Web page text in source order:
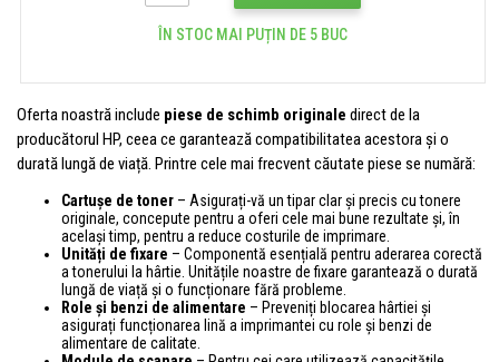
ÎN STOC MAI PUȚIN DE 5 BUC
Oferta noastră include piese de schimb originale direct de la
producătorul HP, ceea ce garantează compatibilitatea acestora și o
durată lungă de viață. Printre cele mai frecvent căutate piese se numără:
Cartușe de toner – Asigurați-vă un tipar clar și precis cu tonere
originale, concepute pentru a oferi cele mai bune rezultate și, în
același timp, pentru a reduce costurile de imprimare.
Unități de fixare – Componentă esențială pentru aderarea corectă
a tonerului la hârtie. Unitățile noastre de fixare garantează o durată
lungă de viață și o funcționare fără probleme.
Role și benzi de alimentare – Preveniți blocarea hârtiei și
asigurați funcționarea lină a imprimantei cu role și benzi de
alimentare de calitate.